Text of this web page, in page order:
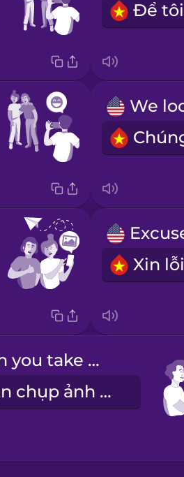
Xin lỗi
Can you take my photo?
Bạn chụp ảnh giúp tôi được không?